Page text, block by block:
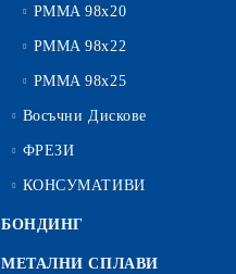
PMMA 98x20
PMMA 98x22
PMMA 98x25
Восъчни Дискове
ФРЕЗИ
КОНСУМАТИВИ
БОНДИНГ
МЕТАЛНИ СПЛАВИ